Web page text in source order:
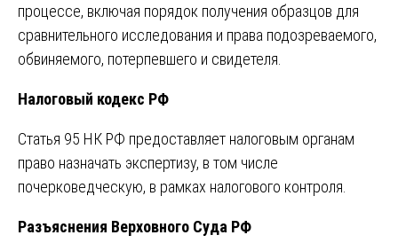
процессе, включая порядок получения образцов для
сравнительного исследования и права подозреваемого,
обвиняемого, потерпевшего и свидетеля.
Налоговый кодекс РФ
Статья 95 НК РФ предоставляет налоговым органам
право назначать экспертизу, в том числе
почерковедческую, в рамках налогового контроля.
Разъяснения Верховного Суда РФ